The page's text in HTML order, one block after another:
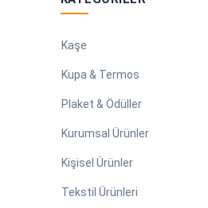
Kaşe
Kupa & Termos
Plaket & Ödüller
Kurumsal Ürünler
Kişisel Ürünler
Tekstil Ürünleri